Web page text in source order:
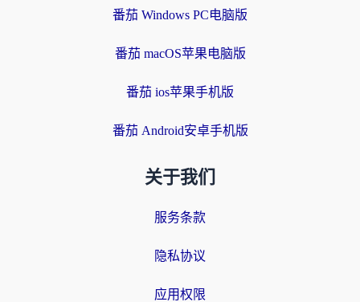
番茄 Windows PC电脑版
番茄 macOS苹果电脑版
番茄 ios苹果手机版
番茄 Android安卓手机版
关于我们
服务条款
隐私协议
应用权限